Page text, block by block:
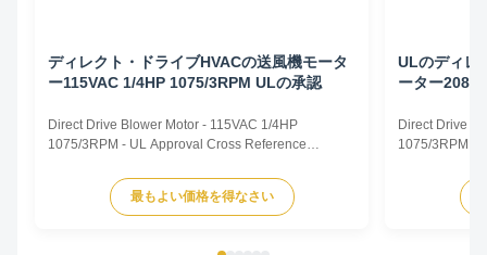
ディレクト・ドライブHVACの送風機モータ
ー115VAC 1/4HP 1075/3RPM ULの承認
Direct Drive Blower Motor - 115VAC 1/4HP
1075/3RPM - UL Approval Cross Reference
TRUSTEC DESCRIPTION CENTURY/ AO SMITH
FASCO GE/ GENTEQ US MOTORS/ EMERSON
最もよい価格を得なさい
ULのディレ
ーター
Direct Drive
1075/3RPM -
Capacitor
Rated